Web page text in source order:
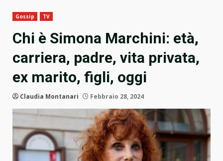
Gossip TV
Chi è Simona Marchini: età,
carriera, padre, vita privata,
ex marito, figli, oggi
Claudia Montanari Febbraio 28, 2024